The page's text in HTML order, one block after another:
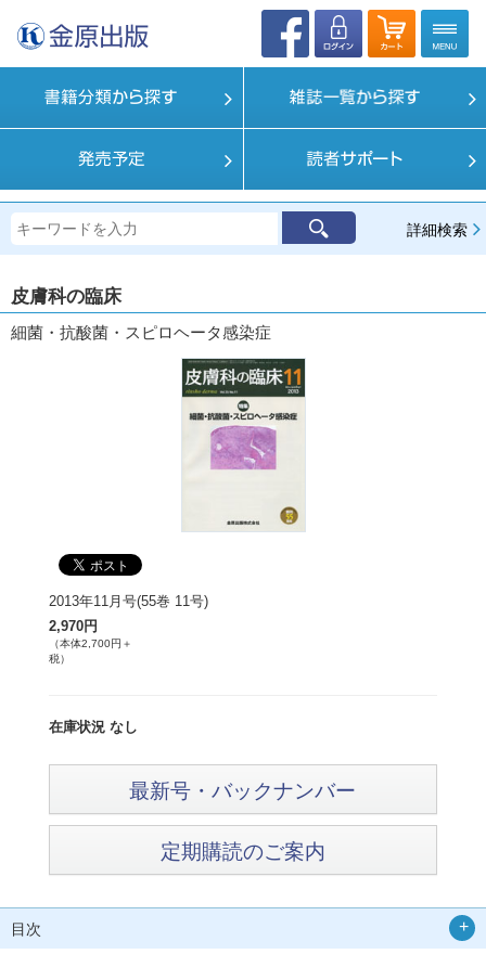
詳細検索
皮膚科の臨床
細菌・抗酸菌・スピロヘータ感染症
2013年11月号(55巻 11号)
2,970円
（本体2,700円＋
税）
在庫状況 なし
最新号・バックナンバー
定期購読のご案内
目次